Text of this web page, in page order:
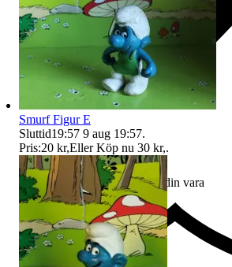
Ersättning om du inte får din vara
Smurf Figur E
Sluttid19:57 9 aug 19:57.
Pris:20 kr,Eller Köp nu 30 kr,.